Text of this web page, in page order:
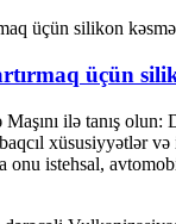
üçün
ilə tanış
xüsusiyyətlər və
onu istehsal,